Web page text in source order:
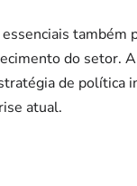
do setor.
de política
atual.